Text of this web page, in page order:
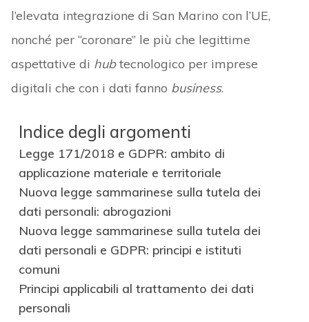
l’elevata integrazione di San Marino con l’UE,
nonché per “coronare” le più che legittime
aspettative di hubtecnologico per imprese
digitali che con i dati fanno business.
Indice degli argomenti
Legge 171/2018 e GDPR: ambito di
applicazione materiale e territoriale
Nuova legge sammarinese sulla tutela dei
dati personali: abrogazioni
Nuova legge sammarinese sulla tutela dei
dati personali e GDPR: principi e istituti
comuni
Principi applicabili al trattamento dei dati
personali